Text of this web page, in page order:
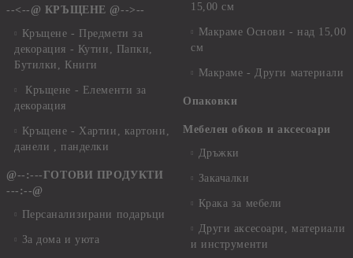
--<--@ КРЪЩЕНЕ @-->--
Кръщене - Предмети за
декорация - Кутии, Папки,
Бутилки, Книги
Кръщене - Елементи за
декорация
Кръщене - Хартии, картони,
данели , панделки
@--:---ГОТОВИ ПРОДУКТИ
---:--@
Персанализирани подаръци
За дома и уюта
15,00 см
Макраме Основи - над 15,00
см
Макраме - Други материали
Опаковки
Мебелен обков и аксесоари
Дръжки
Закачалки
Крака за мебели
Други аксесоари, материали
и инструменти